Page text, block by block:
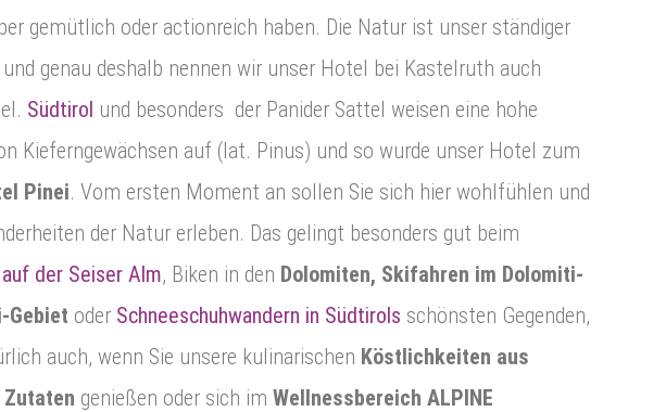
gemütlich oder actionreich haben. Die Natur ist unser ständiger
genau deshalb nennen wir unser Hotel bei Kastelruth auch
Südtirol und besonders der Panider Sattel weisen eine hohe
Kieferngewächsen auf (lat. Pinus) und so wurde unser Hotel zum
Pinei. Vom ersten Moment an sollen Sie sich hier wohlfühlen und
der Natur erleben. Das gelingt besonders gut beim
der Seiser Alm, Biken in den Dolomiten, Skifahren im Dolomiti-
Gebiet oder Schneeschuhwandern in Südtirols schönsten Gegenden,
auch, wenn Sie unsere kulinarischen Köstlichkeiten aus
genießen oder sich im Wellnessbereich ALPINE